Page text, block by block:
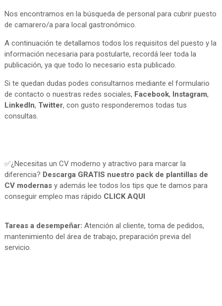
Nos encontramos en la búsqueda de personal para cubrir puesto
de camarero/a para local gastronómico.
A continuación te detallamos todos los requisitos del puesto y la
información necesaria para postularte, recordá leer toda la
publicación, ya que todo lo necesario esta publicado.
Si te quedan dudas podes consultarnos mediante el formulario
de contacto o nuestras redes sociales, Facebook, Instagram,
LinkedIn, Twitter, con gusto responderemos todas tus
consultas.
✅¿Necesitas un CV moderno y atractivo para marcar la
diferencia? Descarga GRATIS nuestro pack de plantillas de
CV modernasy además lee todos los tips que te damos para
conseguir empleo mas rápido CLICK AQUI
Tareas a desempeñar: Atención al cliente, toma de pedidos,
mantenimiento del área de trabajo, preparación previa del
servicio.